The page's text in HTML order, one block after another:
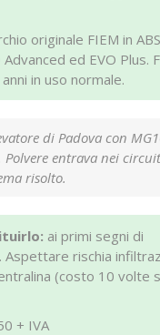
originale FIEM in
Advanced ed EVO Plus.
in uso normale.
di Padova con
entrava nei
risolto.
ai primi segni di
Aspettare rischia
(costo 10 volte
+ IVA